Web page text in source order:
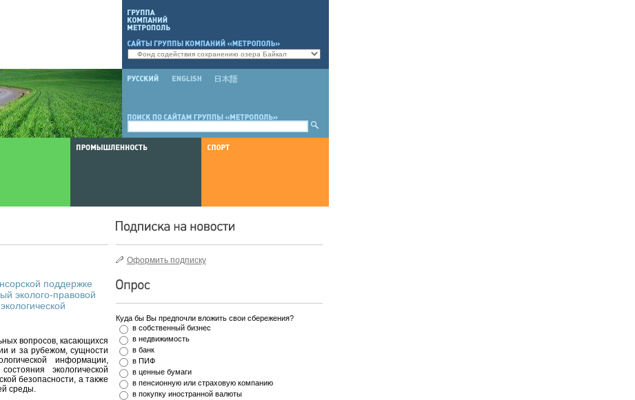
поддержке
эколого-правовой
вопросов, касающихся
и за рубежом, сущности
информации,
экологической
безопасности, а также
среды.
Оформить подписку
Куда бы Вы предпочли вложить свои сбережения?
в собственный бизнес
в недвижимость
в банк
в ПИФ
в ценные бумаги
в пенсионную или страховую компанию
в покупку иностранной валюты